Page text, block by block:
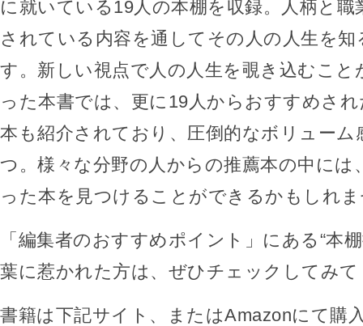
に就いている19人の本棚を収録。人柄と職
されている内容を通してその人の人生を
す。新しい視点で人の人生を覗き込むこと
った本書では、更に19人からおすすめさ
本も紹介されており、圧倒的なボリューム
つ。様々な分野の人からの推薦本の中には
った本を見つけることができるかもしれ
「編集者のおすすめポイント」にある“本
葉に惹かれた方は、ぜひチェックしてみ
書籍は下記サイト、またはAmazonにて購